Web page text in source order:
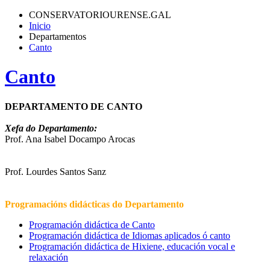
CONSERVATORIOURENSE.GAL
Inicio
Departamentos
Canto
Canto
DEPARTAMENTO DE CANTO
Xefa do Departamento:
Prof. Ana Isabel Docampo Arocas
Prof. Lourdes Santos Sanz
Programacións didácticas do Departamento
Programación didáctica de Canto
Programación didáctica de Idiomas aplicados ó canto
Programación didáctica de Hixiene, educación vocal e
relaxación